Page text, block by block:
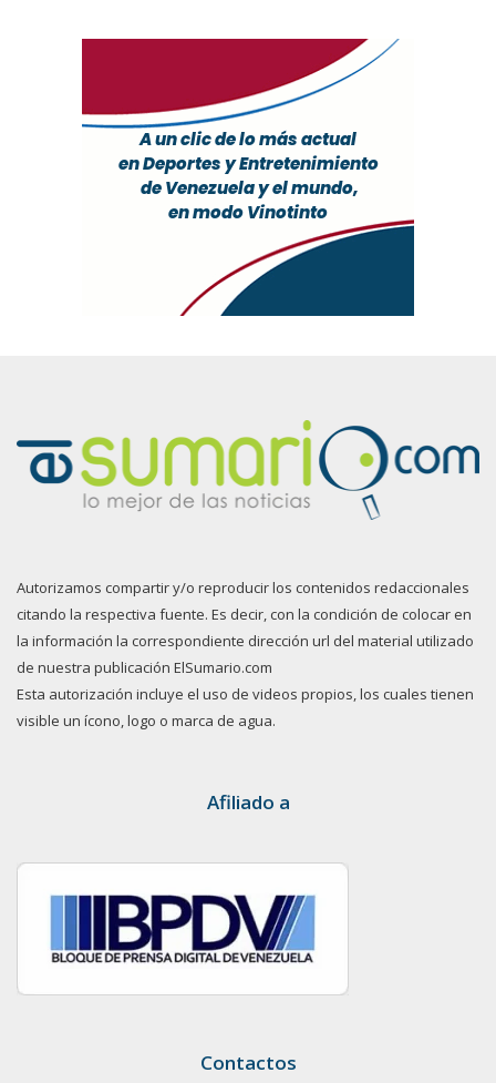
Autorizamos compartir y/o reproducir los contenidos redaccionales
citando la respectiva fuente. Es decir, con la condición de colocar en
la información la correspondiente dirección url del material utilizado
de nuestra publicación ElSumario.com
Esta autorización incluye el uso de videos propios, los cuales tienen
visible un ícono, logo o marca de agua.
Afiliado a
Contactos